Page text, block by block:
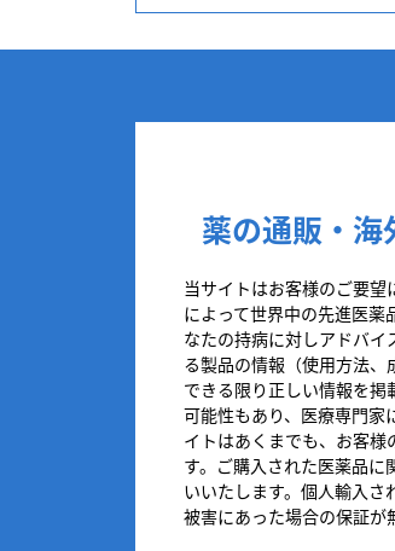
薬の通販・海
当サイトはお客様のご要望
によって世界中の先進医
なたの持病に対しアドバ
る製品の情報（使用方法、
できる限り正しい情報を掲
可能性もあり、医療専門家
イトはあくまでも、お客様
す。ご購入された医薬品
いいたします。個人輸入
被害にあった場合の保証が